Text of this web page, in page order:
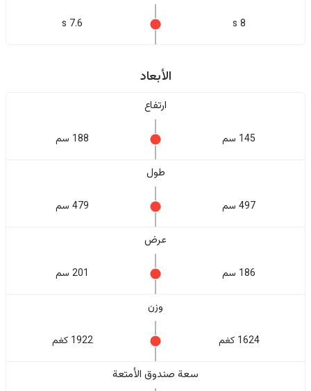
8 s
7.6 s
الأبعاد
ارتفاع
145 سم 188 سم
طول
497 سم 479 سم
عرض
186 سم 201 سم
وزن
1624 كغم 1922 كغم
سعة صندوق الأمتعة